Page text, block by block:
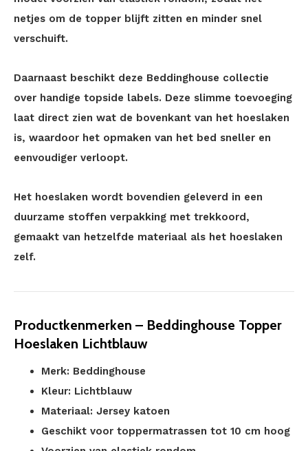
netjes om de topper blijft zitten en minder snel
verschuift.
Daarnaast beschikt deze Beddinghouse collectie
over handige topside labels. Deze slimme toevoeging
laat direct zien wat de bovenkant van het hoeslaken
is, waardoor het opmaken van het bed sneller en
eenvoudiger verloopt.
Het hoeslaken wordt bovendien geleverd in een
duurzame stoffen verpakking met trekkoord,
gemaakt van hetzelfde materiaal als het hoeslaken
zelf.
Productkenmerken – Beddinghouse Topper
Hoeslaken Lichtblauw
Merk: Beddinghouse
Kleur: Lichtblauw
Materiaal: Jersey katoen
Geschikt voor toppermatrassen tot 10 cm hoog